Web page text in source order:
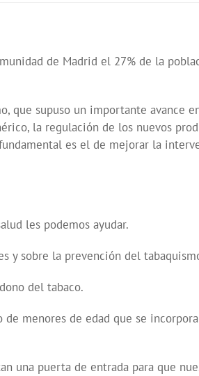
de Madrid el 27% de la
que supuso un importante avance
la regulación de los nuevos
es el de mejorar la
les podemos ayudar.
y sobre la prevención del
del tabaco.
menores de edad que se
una puerta de entrada para que